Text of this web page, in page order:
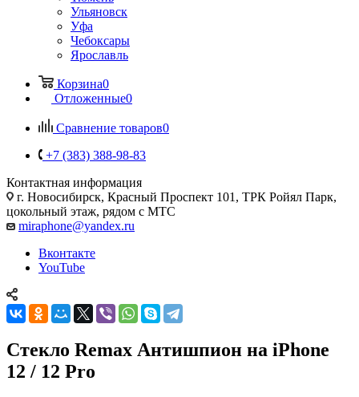
Ульяновск
Уфа
Чебоксары
Ярославль
Корзина0
Отложенные0
Сравнение товаров0
+7 (383) 388-98-83
Контактная информация
г. Новосибирск, Красный Проспект 101, ТРК Ройял Парк,
цокольный этаж, рядом с МТС
miraphone@yandex.ru
Вконтакте
YouTube
Стекло Remax Антишпион на iPhone
12 / 12 Pro